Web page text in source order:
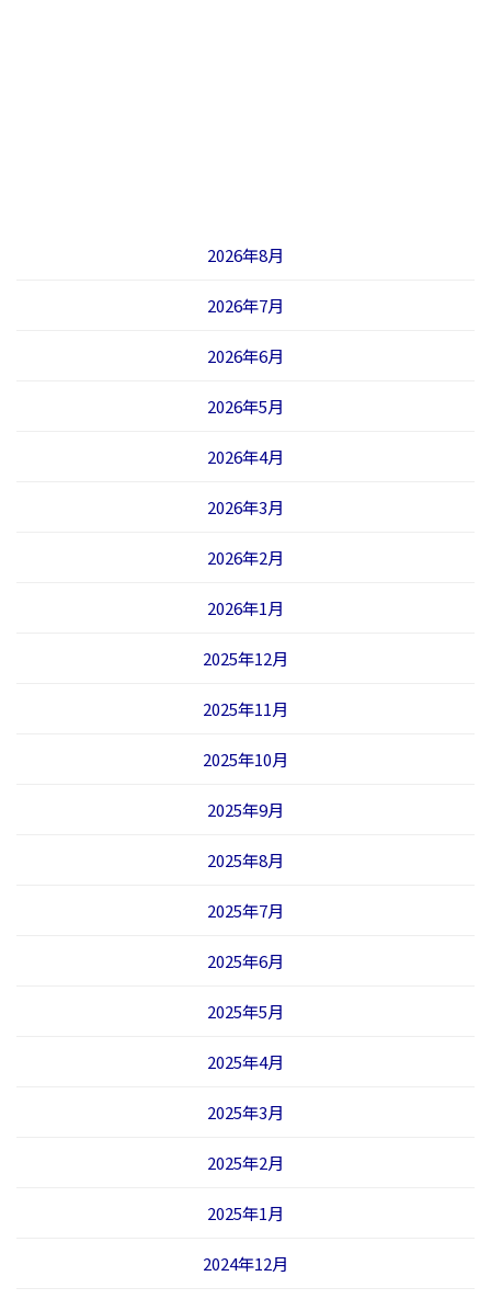
2026年8月
2026年7月
2026年6月
2026年5月
2026年4月
2026年3月
2026年2月
2026年1月
2025年12月
2025年11月
2025年10月
2025年9月
2025年8月
2025年7月
2025年6月
2025年5月
2025年4月
2025年3月
2025年2月
2025年1月
2024年12月